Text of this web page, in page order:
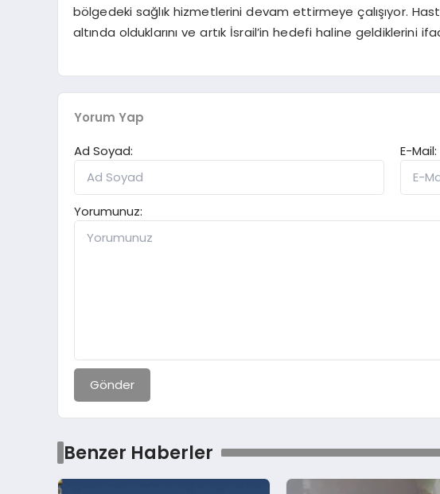
bölgedeki sağlık hizmetlerini devam ettirmeye çalışıyor.
altında olduklarını ve artık İsrail’in hedefi haline geldiklerini
Yorum Yap
Ad Soyad:
E-Mail:
Yorumunuz:
Gönder
Benzer Haberler